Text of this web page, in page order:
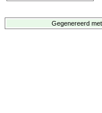
Gegenereerd